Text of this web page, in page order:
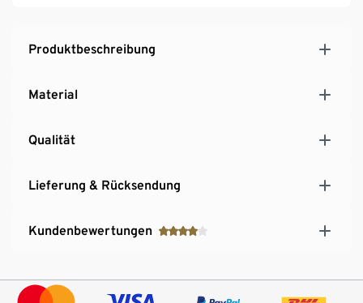
Produktbeschreibung
Material
Qualität
Lieferung & Rücksendung
Kundenbewertungen